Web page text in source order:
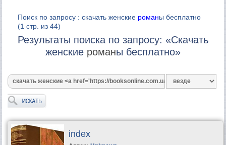
Поиск по запросу : скачать женские романы бесплатно
(1 стр. из 44)
Результаты поиска по запросу: «Скачать
женские романы бесплатно»
index